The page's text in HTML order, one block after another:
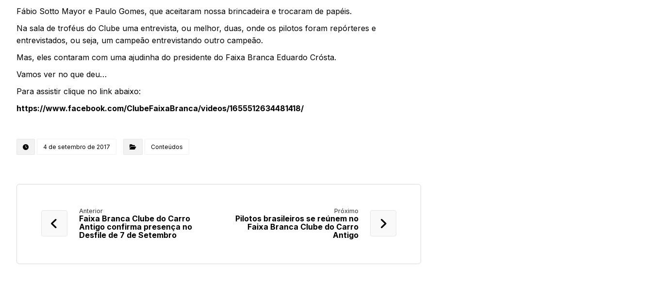
Fábio Sotto Mayor e Paulo Gomes, que aceitaram nossa brincadeira e trocaram de papéis.
Na sala de troféus do Clube uma entrevista, ou melhor, duas, onde os pilotos foram repórteres e
entrevistados, ou seja, um campeão entrevistando outro campeão.
Mas, eles contaram com uma ajudinha do presidente do Faixa Branca Eduardo Crósta.
Vamos ver no que deu…
Para assistir clique no link abaixo:
https://www.facebook.com/ClubeFaixaBranca/videos/1655512634481418/
4 de setembro de 2017 Conteúdos
Anterior
Faixa Branca Clube do Carro
Antigo confirma presença no
Desfile de 7 de Setembro
Próximo
Pilotos brasileiros se reúnem no
Faixa Branca Clube do Carro
Antigo